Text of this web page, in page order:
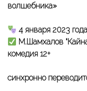
волшебника»
4 января 2023
М.Шамхалов
(с
синхронно